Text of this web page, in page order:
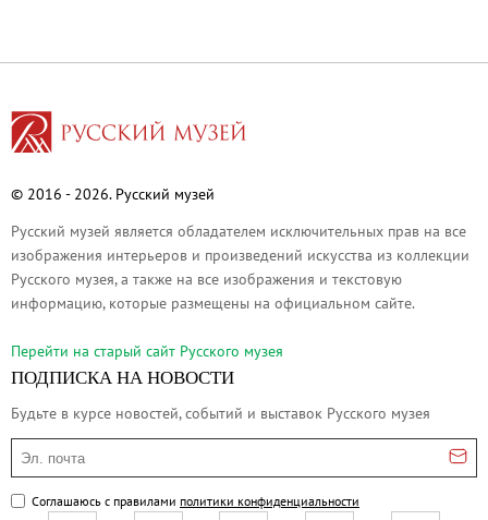
Партнеры и спонсоры
Культурно-просветительские и
Ассоциация художественных музеев
Уставные документы
Закупки
Результаты проведения специальной
Аренда
Противодействие терроризму
Противодействие коррупции
Страницы памяти
Коллекции
Древнерусское искусство
© 2016 - 2026. Русский музей
Русский музей является обладателем исключительных прав на все
изображения интерьеров и произведений искусства из коллекции
Русского музея, а также на все изображения и текстовую
информацию, которые размещены на официальном сайте.
Перейти на cтарый сайт Русского музея
ПОДПИСКА НА НОВОСТИ
Будьте в курсе новостей, событий и выставок Русского музея
Эл. почта
Соглашаюсь с правилами политики конфиденциальности